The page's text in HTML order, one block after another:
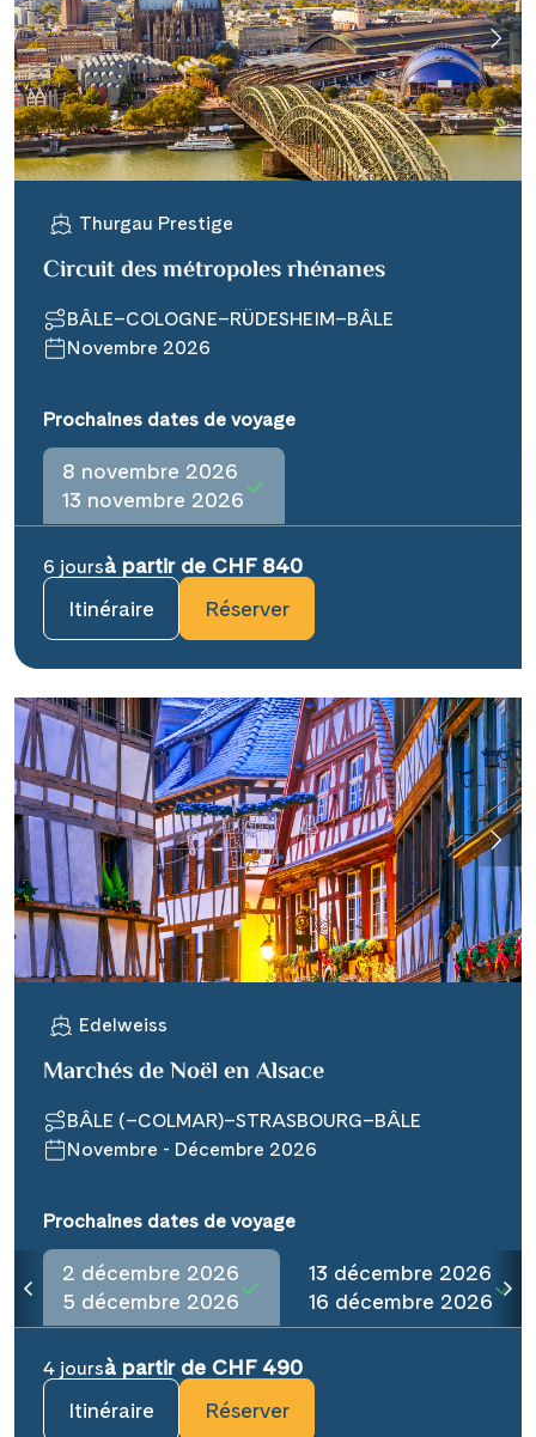
Thurgau Prestige
Circuit des métropoles rhénanes
BÂLE–COLOGNE–RÜDESHEIM–BÂLE
Novembre 2026
Prochaines dates de voyage
8 novembre 2026
13 novembre 2026
6 joursà partir de CHF 840
Itinéraire
Réserver
Edelweiss
Marchés de Noël en Alsace
BÂLE (–COLMAR)–STRASBOURG–BÂLE
Novembre - Décembre 2026
Prochaines dates de voyage
2 décembre 2026
5 décembre 2026
13 décembre 2026
16 décembre 2026
4 joursà partir de CHF 490
Itinéraire
Réserver